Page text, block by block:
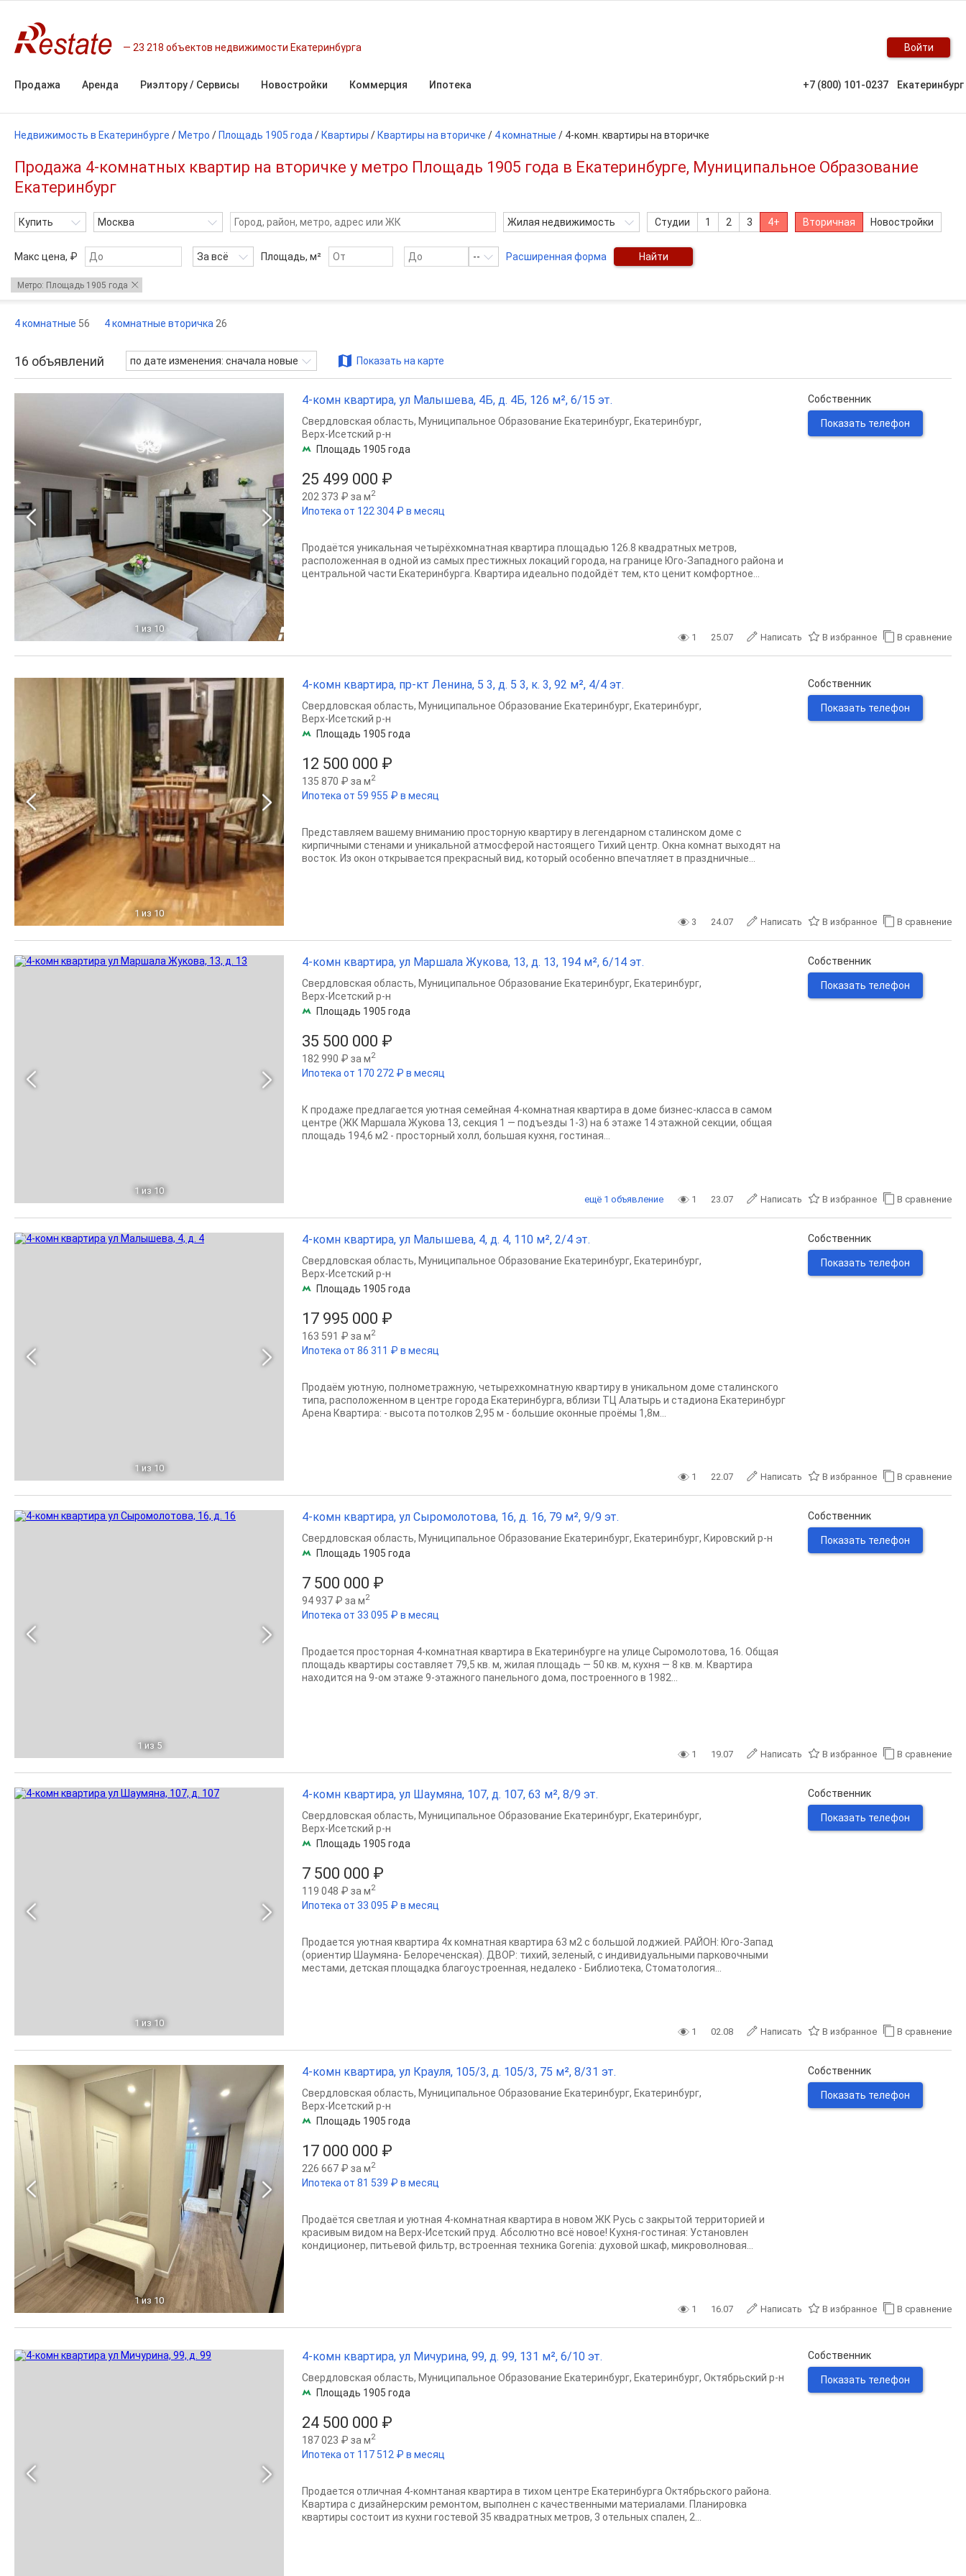
23 218 объектов недвижимости Екатеринбурга Войти
Продажа Аренда Риэлтору / Сервисы Новостройки Коммерция Ипотека +7 (800) 101-0237 Екатеринбург
Недвижимость в Екатеринбурге / Метро / Площадь 1905 года / Квартиры / Квартиры на вторичке / 4 комнатные / 4-комн. квартиры на вторичке
Продажа 4-комнатных квартир на вторичке у метро Площадь 1905 года в Екатеринбурге, Муниципальное Образование
Екатеринбург
Купить Москва Жилая недвижимость Студии 1 2 3 4+ Вторичная Новостройки
Макс цена, ₽ За всё Площадь, м² -- Расширенная форма Найти
Метро: Площадь 1905 года
4 комнатные 56 4 комнатные вторичка 26
16 объявлений по дате изменения: сначала новые Показать на карте
1 из 10
4-комн квартира, ул Малышева, 4Б, д. 4Б, 126 м², 6/15 эт.
25 499 000 ₽
202 373 ₽ за м2
Ипотека от 122 304 ₽ в месяц
Свердловская область, Муниципальное Образование Екатеринбург, Екатеринбург,
Верх-Исетский р-н
Площадь 1905 года
Продаётся уникальная четырёхкомнатная квартира площадью 126.8 квадратных метров,
расположенная в одной из самых престижных локаций города, на границе Юго-Западного района и
центральной части Екатеринбурга. Квартира идеально подойдёт тем, кто ценит комфортное...
Собственник
Показать телефон
1 25.07 Написать В избранное В сравнение
1 из 10
4-комн квартира, пр-кт Ленина, 5 3, д. 5 3, к. 3, 92 м², 4/4 эт.
12 500 000 ₽
135 870 ₽ за м2
Ипотека от 59 955 ₽ в месяц
Свердловская область, Муниципальное Образование Екатеринбург, Екатеринбург,
Верх-Исетский р-н
Площадь 1905 года
Представляем вашему вниманию просторную квартиру в легендарном сталинском доме с
кирпичными стенами и уникальной атмосферой настоящего Тихий центр. Окна комнат выходят на
восток. Из окон открывается прекрасный вид, который особенно впечатляет в праздничные...
Собственник
Показать телефон
3 24.07 Написать В избранное В сравнение
1 из 10
4-комн квартира, ул Маршала Жукова, 13, д. 13, 194 м², 6/14 эт.
35 500 000 ₽
182 990 ₽ за м2
Ипотека от 170 272 ₽ в месяц
Свердловская область, Муниципальное Образование Екатеринбург, Екатеринбург,
Верх-Исетский р-н
Площадь 1905 года
К продаже предлагается уютная семейная 4-комнатная квартира в доме бизнес-класса в самом
центре (ЖК Маршала Жукова 13, секция 1 — подъезды 1-3) на 6 этаже 14 этажной секции, общая
площадь 194,6 м2 - просторный холл, большая кухня, гостиная...
Собственник
Показать телефон
1 23.07 Написать В избранное В сравнение
ещё 1 объявление
1 из 10
4-комн квартира, ул Малышева, 4, д. 4, 110 м², 2/4 эт.
17 995 000 ₽
163 591 ₽ за м2
Ипотека от 86 311 ₽ в месяц
Свердловская область, Муниципальное Образование Екатеринбург, Екатеринбург,
Верх-Исетский р-н
Площадь 1905 года
Продаём уютную, полнометражную, четырехкoмнатную квapтиpу в уникальном доме сталинского
типа, расположенном в центре города Екатеринбурга, вблизи ТЦ Алатырь и стадиона Екатеринбург
Арена Квартира: - высота потолков 2,95 м - большие оконные проёмы 1,8м...
Собственник
Показать телефон
1 22.07 Написать В избранное В сравнение
1 из 5
4-комн квартира, ул Сыромолотова, 16, д. 16, 79 м², 9/9 эт.
7 500 000 ₽
94 937 ₽ за м2
Ипотека от 33 095 ₽ в месяц
Свердловская область, Муниципальное Образование Екатеринбург, Екатеринбург, Кировский р-н
Площадь 1905 года
Продается просторная 4-комнатная квартира в Екатеринбурге на улице Сыромолотова, 16. Общая
площадь квартиры составляет 79,5 кв. м, жилая площадь — 50 кв. м, кухня — 8 кв. м. Квартира
находится на 9-ом этаже 9-этажного панельного дома, построенного в 1982...
Собственник
Показать телефон
1 19.07 Написать В избранное В сравнение
1 из 10
4-комн квартира, ул Шаумяна, 107, д. 107, 63 м², 8/9 эт.
7 500 000 ₽
119 048 ₽ за м2
Ипотека от 33 095 ₽ в месяц
Свердловская область, Муниципальное Образование Екатеринбург, Екатеринбург,
Верх-Исетский р-н
Площадь 1905 года
Продается уютная квартира 4х комнатная квартира 63 м2 с большой лоджией. РАЙОН: Юго-Запад
(ориентир Шаумяна- Белореченская). ДВОР: тихий, зеленый, с индивидуальными парковочными
местами, детская площадка благоустроенная, недалеко - Библиотека, Стоматология...
Собственник
Показать телефон
1 02.08 Написать В избранное В сравнение
1 из 10
4-комн квартира, ул Крауля, 105/3, д. 105/3, 75 м², 8/31 эт.
17 000 000 ₽
226 667 ₽ за м2
Ипотека от 81 539 ₽ в месяц
Свердловская область, Муниципальное Образование Екатеринбург, Екатеринбург,
Верх-Исетский р-н
Площадь 1905 года
Продаётся светлая и уютная 4-комнатная квартира в новом ЖК Русь с закрытой территорией и
красивым видом на Верх-Исетский пруд. Абсолютно всё новое! Кухня-гостиная: Установлен
кондиционер, питьевой фильтр, встроенная техника Gorenia: духовой шкаф, микроволновая...
Собственник
Показать телефон
1 16.07 Написать В избранное В сравнение
4-комн квартира, ул Мичурина, 99, д. 99, 131 м², 6/10 эт.
24 500 000 ₽
187 023 ₽ за м2
Ипотека от 117 512 ₽ в месяц
Свердловская область, Муниципальное Образование Екатеринбург, Екатеринбург, Октябрьский р-н
Площадь 1905 года
Продается отличная 4-комнтаная квартира в тихом центре Екатеринбурга Октябрьского района.
Квартира с дизайнерским ремонтом, выполнен с качественными материалами. Планировка
квартиры состоит из кухни гостевой 35 квадратных метров, 3 отельных спален, 2...
Собственник
Показать телефон